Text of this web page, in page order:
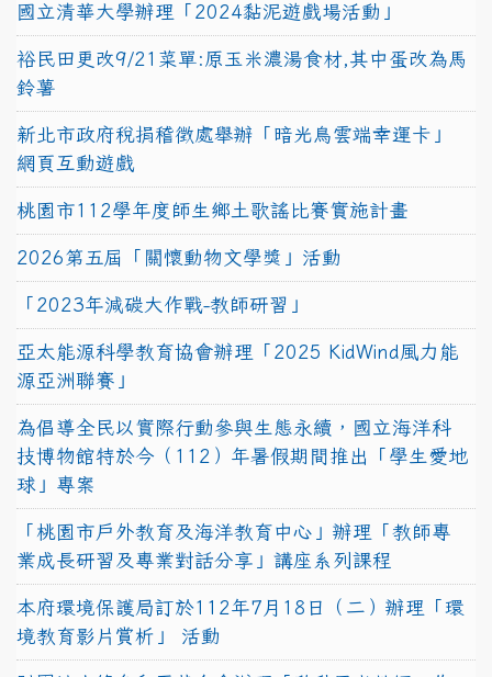
國立清華大學辦理「2024黏泥遊戲場活動」
裕民田更改9/21菜單:原玉米濃湯食材,其中蛋改為馬
鈴薯
新北市政府稅捐稽徵處舉辦「暗光鳥雲端幸運卡」
網頁互動遊戲
桃園市112學年度師生鄉土歌謠比賽實施計畫
2026第五屆「關懷動物文學獎」活動
「2023年減碳大作戰-教師研習」
亞太能源科學教育協會辦理「2025 KidWind風力能
源亞洲聯賽」
為倡導全民以實際行動參與生態永續，國立海洋科
技博物館特於今（112）年暑假期間推出「學生愛地
球」專案
「桃園市戶外教育及海洋教育中心」辦理「教師專
業成長研習及專業對話分享」講座系列課程
本府環境保護局訂於112年7月18日（二）辦理「環
境教育影片賞析」 活動